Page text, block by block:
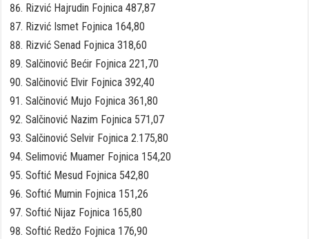
Rizvić Hajrudin Fojnica 487,87
Rizvić Ismet Fojnica 164,80
Rizvić Senad Fojnica 318,60
Salčinović Bećir Fojnica 221,70
Salčinović Elvir Fojnica 392,40
Salčinović Mujo Fojnica 361,80
Salčinović Nazim Fojnica 571,07
Salčinović Selvir Fojnica 2.175,80
Selimović Muamer Fojnica 154,20
Softić Mesud Fojnica 542,80
Softić Mumin Fojnica 151,26
Softić Nijaz Fojnica 165,80
Softić Redžo Fojnica 176,90